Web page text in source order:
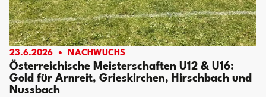
Österreichische Meisterschaften U12 & U16:
Gold für Arnreit, Grieskirchen, Hirschbach und
Nussbach
23.6.2026 NACHWUCHS